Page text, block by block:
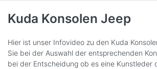
Kuda Konsolen Jeep
Hier ist unser Infovideo zu den Kuda
Sie bei der Auswahl der entsprechenden
bei der Entscheidung ob es eine Kunstleder